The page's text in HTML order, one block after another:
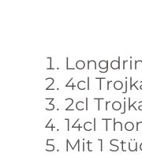
4cl
2cl
14cl
Mit 1